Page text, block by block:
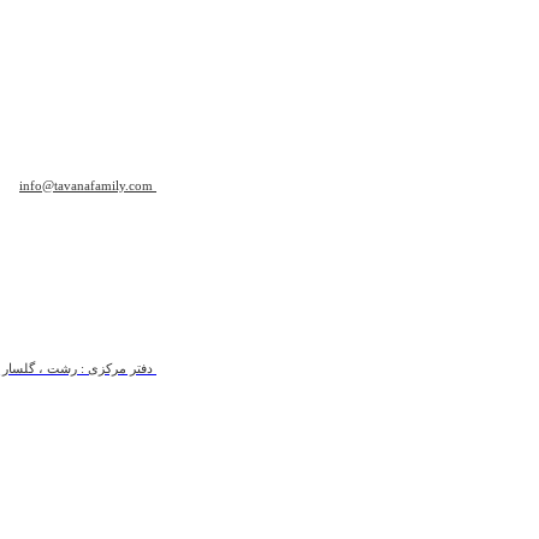
دفتر مرکزی : رشت ، گلسار ،